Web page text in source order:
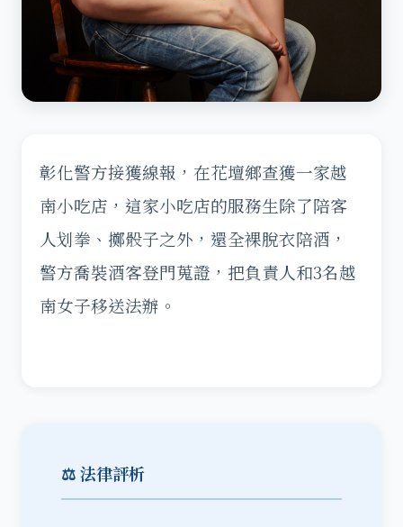
彰化警方接獲線報，在花壇鄉查獲一家越
南小吃店，這家小吃店的服務生除了陪客
人划拳、擲骰子之外，還全裸脫衣陪酒，
警方喬裝酒客登門蒐證，把負責人和3名越
南女子移送法辦。
⚖️ 法律評析